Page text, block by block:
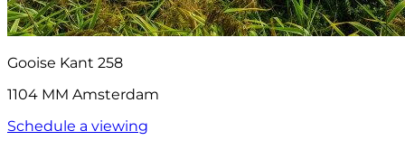
Gooise Kant 258
1104 MM Amsterdam
Schedule a viewing